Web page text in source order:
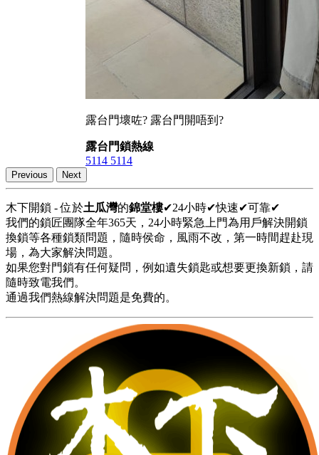
露台門壞咗? 露台門開唔到?
露台門鎖熱線
5114 5114
Previous Next
木下開鎖 - 位於土瓜灣的錦堂樓✔24小時✔快速✔可靠✔
我們的鎖匠團隊全年365天，24小時緊急上門為用戶解決開鎖
換鎖等各種鎖類問題，隨時侯命，風雨不改，第一時間趕赴現
場，為大家解決問題。
如果您對門鎖有任何疑問，例如遺失鎖匙或想要更換新鎖，請
隨時致電我們。
通過我們熱線解決問題是免費的。